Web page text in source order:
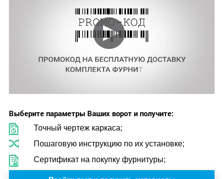
Выберите параметры Ваших ворот и получите:
Точный чертеж каркаса;
Пошаговую инструкцию по их установке;
Сертификат на покупку фурнитуры;